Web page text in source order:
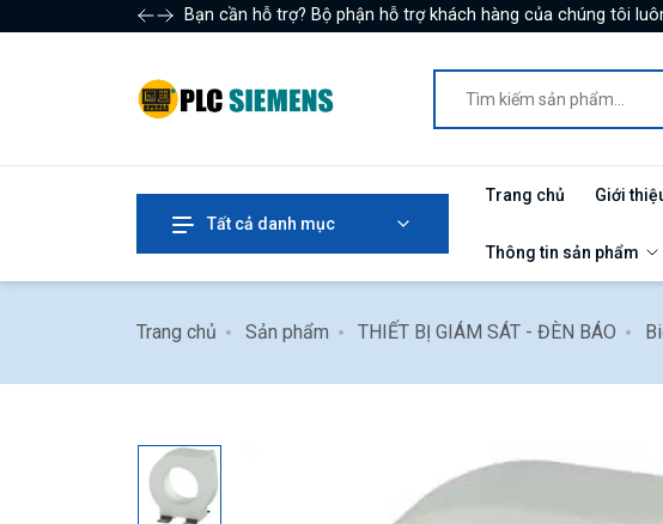
Bạn cần hỗ trợ? Bộ phận hỗ trợ khách hàng của chúng tôi
Tất cả danh mục
Trang chủ Giới
Thông tin sản phẩm
Trang chủ Sản phẩm THIẾT BỊ GIÁM SÁT - ĐÈN BÁO